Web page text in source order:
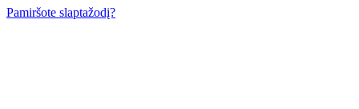
Pamiršote slaptažodį?